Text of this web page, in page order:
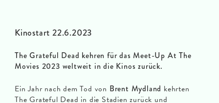
Kinostart 22.6.2023
The Grateful Dead kehren für das Meet-Up At The
Movies 2023 weltweit in die Kinos zurück.
Ein Jahr nach dem Tod von Brent Mydland kehrten
The Grateful Dead in die Stadien zurück und